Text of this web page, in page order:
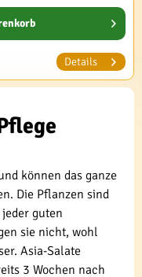
Details
können das ganze
Die Pflanzen sind
guten
sie nicht, wohl
Asia-Salate
3 Wochen nach